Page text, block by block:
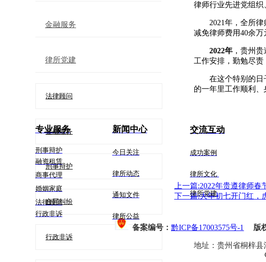
金融服务
律所党建
法律顾问
金融服务
刑事辩护
合同纠纷
行政非诉
律师行业先进党组织
2021年，全所
减免律师费用40余
2022年，贵州贵
工作安排，勤勉尽
在这个特别的
的一年里工作顺利、
上一篇:2022年贵遵律师春
下一篇:大年初七开门红，
专业服务
刑事辩护
融资租赁
商事代理
婚姻家庭
法律顾问
行政非诉
新闻中心
今日关注
律所动态
通知文件
律所公益
交流互动
成功案例
律所文化
律所党建
备案编号：黔ICP备17003575号-1 版
地址： 贵州省桐梓县